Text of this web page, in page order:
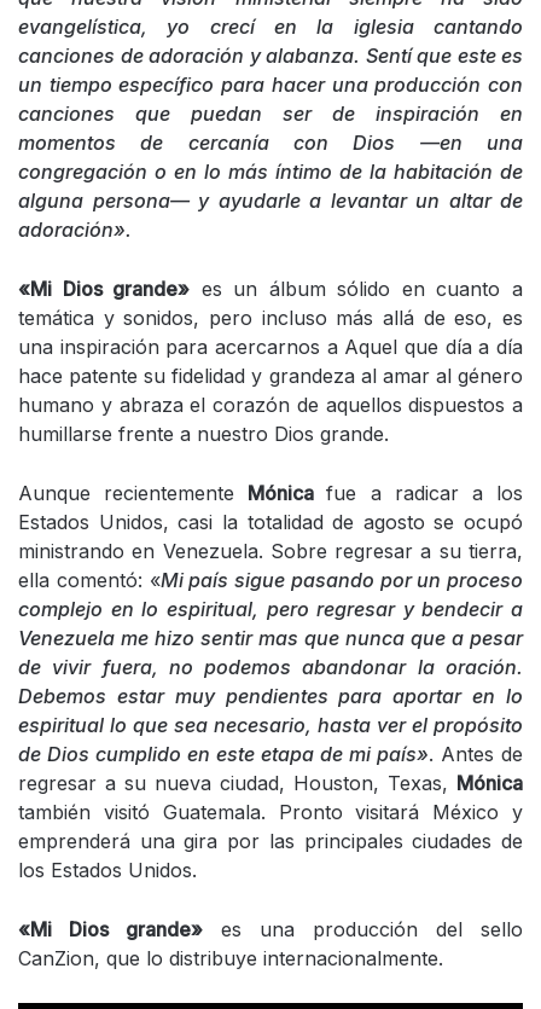
evangelística, yo crecí en la iglesia cantando
canciones de adoración y alabanza. Sentí que este es
un tiempo específico para hacer una producción con
canciones que puedan ser de inspiración en
momentos de cercanía con Dios —en una
congregación o en lo más íntimo de la habitación de
alguna persona— y ayudarle a levantar un altar de
adoración».
«Mi Dios grande» es un álbum sólido en cuanto a
temática y sonidos, pero incluso más allá de eso, es
una inspiración para acercarnos a Aquel que día a día
hace patente su fidelidad y grandeza al amar al género
humano y abraza el corazón de aquellos dispuestos a
humillarse frente a nuestro Dios grande.
Aunque recientemente Mónicafue a radicar a los
Estados Unidos, casi la totalidad de agosto se ocupó
ministrando en Venezuela. Sobre regresar a su tierra,
ella comentó: «Mi país sigue pasando por un proceso
complejo en lo espiritual, pero regresar y bendecir a
Venezuela me hizo sentir mas que nunca que a pesar
de vivir fuera, no podemos abandonar la oración.
Debemos estar muy pendientes para aportar en lo
espiritual lo que sea necesario, hasta ver el propósito
de Dios cumplido en este etapa de mi país». Antes de
regresar a su nueva ciudad, Houston, Texas, Mónica
también visitó Guatemala. Pronto visitará México y
emprenderá una gira por las principales ciudades de
los Estados Unidos.
«Mi Dios grande» es una producción del sello
CanZion, que lo distribuye internacionalmente.